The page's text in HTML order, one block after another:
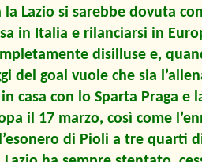
la Lazio si sarebbe dovuta
in Italia e rilanciarsi in
disilluse e,
del goal vuole che sia
casa con lo Sparta Praga e
il 17 marzo, così come
di Pioli a tre quarti